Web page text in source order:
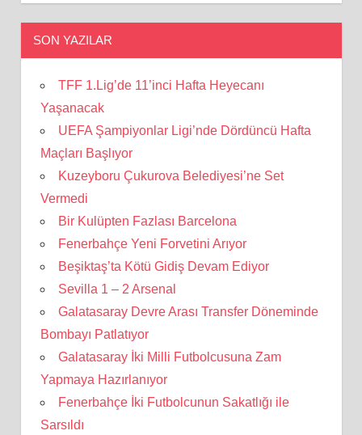
SON YAZILAR
TFF 1.Lig’de 11’inci Hafta Heyecanı
Yaşanacak
UEFA Şampiyonlar Ligi’nde Dördüncü Hafta
Maçları Başlıyor
Kuzeyboru Çukurova Belediyesi’ne Set
Vermedi
Bir Kulüpten Fazlası Barcelona
Fenerbahçe Yeni Forvetini Arıyor
Beşiktaş’ta Kötü Gidiş Devam Ediyor
Sevilla 1 – 2 Arsenal
Galatasaray Devre Arası Transfer Döneminde
Bombayı Patlatıyor
Galatasaray İki Milli Futbolcusuna Zam
Yapmaya Hazırlanıyor
Fenerbahçe İki Futbolcunun Sakatlığı ile
Sarsıldı